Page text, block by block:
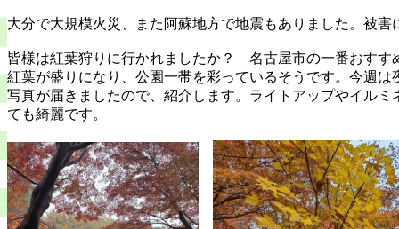
大分で大規模火災、また阿蘇地方で地震もありました。被
皆様は紅葉狩りに行かれましたか？ 名古屋市の一番おすす
紅葉が盛りになり、公園一帯を彩っているそうです。今週
写真が届きましたので、紹介します。ライトアップやイル
ても綺麗です。